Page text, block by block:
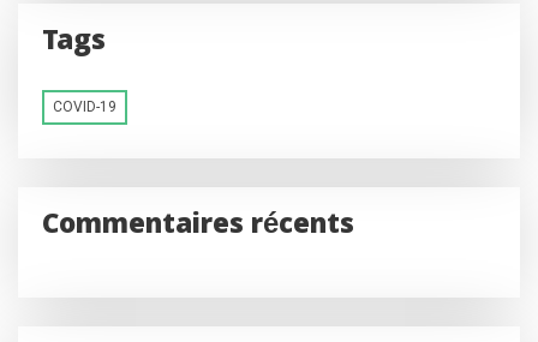
Tags
COVID-19
Commentaires récents